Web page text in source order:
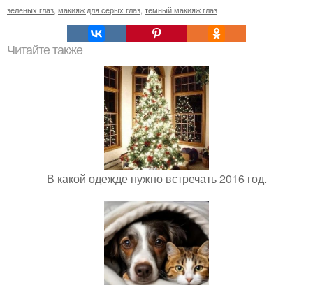
зеленых глаз макияж для серых глаз темный макияж глаз
Читайте также
В какой одежде нужно встречать 2016 год.